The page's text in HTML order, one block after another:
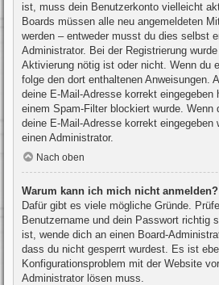
ist, muss dein Benutzerkonto vielleicht
Boards müssen alle neu angemeldeten
werden – entweder musst du dies selbst
Administrator. Bei der Registrierung
Aktivierung nötig ist oder nicht. Wenn du
folge den dort enthaltenen Anweisungen.
deine E-Mail-Adresse korrekt eingegeben
einem Spam-Filter blockiert wurde. Wenn
deine E-Mail-Adresse korrekt eingegeben
einen Administrator.
Nach oben
Warum kann ich mich nicht anmelden?
Dafür gibt es viele mögliche Gründe.
Benutzername und dein Passwort richtig
ist, wende dich an einen Board-
dass du nicht gesperrt wurdest. Es ist
Konfigurationsproblem mit der Website
Administrator lösen muss.